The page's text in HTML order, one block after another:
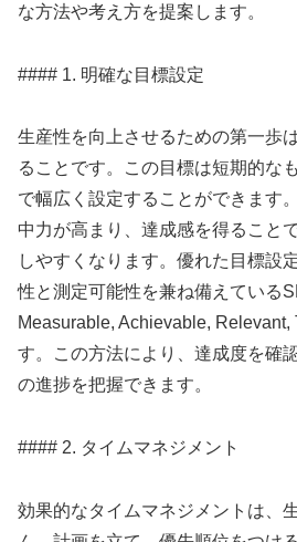
な方法や考え方を提案します。
#### 1. 明確な目標設定
生産性を向上させるための第一歩
ることです。この目標は短期的な
で幅広く設定することができます
中力が高まり、達成感を得ること
しやすくなります。優れた目標設
性と測定可能性を兼ね備えている
Measurable, Achievable,
す。この方法により、達成度を確
の進捗を把握できます。
#### 2. タイムマネジメント
効果的なタイムマネジメントは、